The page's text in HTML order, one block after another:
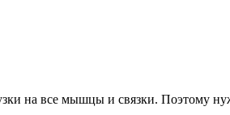
на все мышцы и связки. Поэтому